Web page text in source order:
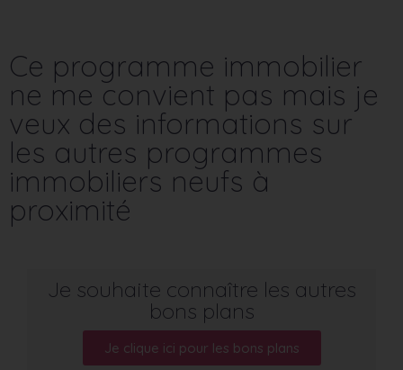
Ce programme immobilier
ne me convient pas mais je
veux des informations sur
les autres programmes
immobiliers neufs à
proximité
Je souhaite connaître les autres
bons plans
Je clique ici pour les bons plans